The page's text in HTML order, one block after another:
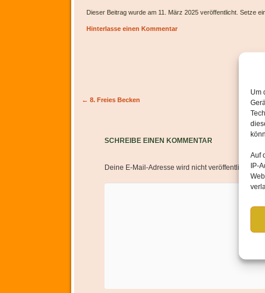
Um
Auf
IP-
Dieser Beitrag wurde am 11. März 2025 veröffentlicht. Setze
Hinterlasse einen Kommentar
Artikel-Navigation
← 8. Freies Becken
SCHREIBE EINEN KOMMENTAR
Deine E-Mail-Adresse wird nicht veröffentlicht.